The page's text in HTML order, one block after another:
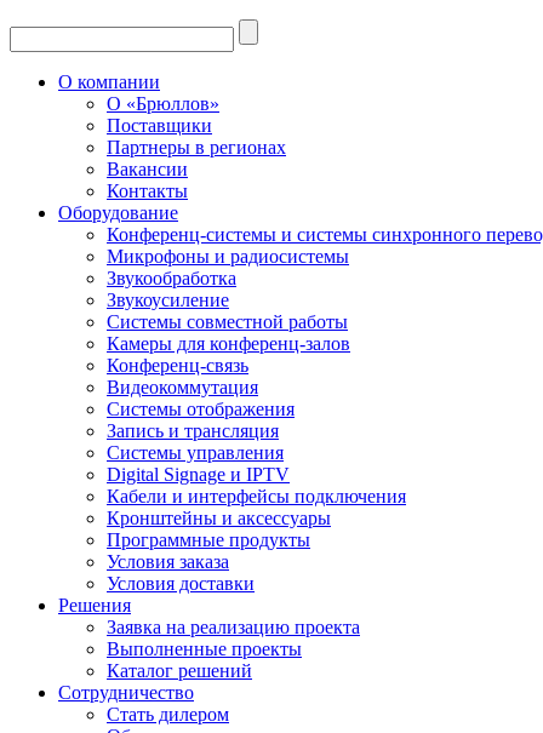
О компании
О «Брюллов»
Поставщики
Партнеры в регионах
Вакансии
Контакты
Оборудование
Конференц-системы и системы синхронного
Микрофоны и радиосистемы
Звукообработка
Звукоусиление
Системы совместной работы
Камеры для конференц-залов
Конференц-связь
Видеокоммутация
Системы отображения
Запись и трансляция
Системы управления
Digital Signage и IPTV
Кабели и интерфейсы подключения
Кронштейны и аксессуары
Программные продукты
Условия заказа
Условия доставки
Решения
Заявка на реализацию проекта
Выполненные проекты
Каталог решений
Сотрудничество
Стать дилером